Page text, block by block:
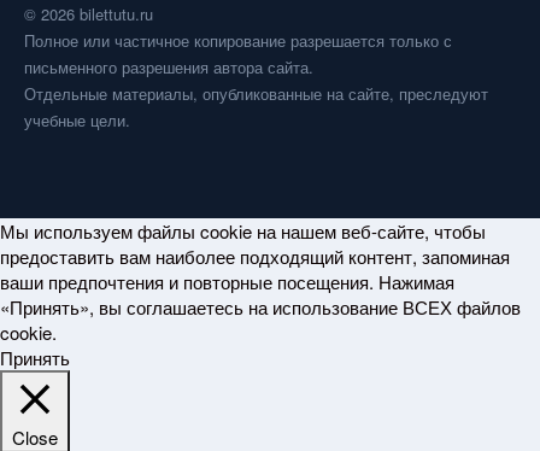
© 2026 bilettutu.ru
Полное или частичное копирование разрешается только с
письменного разрешения автора сайта.
Отдельные материалы, опубликованные на сайте, преследуют
учебные цели.
Мы используем файлы cookie на нашем веб-сайте, чтобы
предоставить вам наиболее подходящий контент, запоминая
ваши предпочтения и повторные посещения. Нажимая
«Принять», вы соглашаетесь на использование ВСЕХ файлов
cookie.
Принять
Close